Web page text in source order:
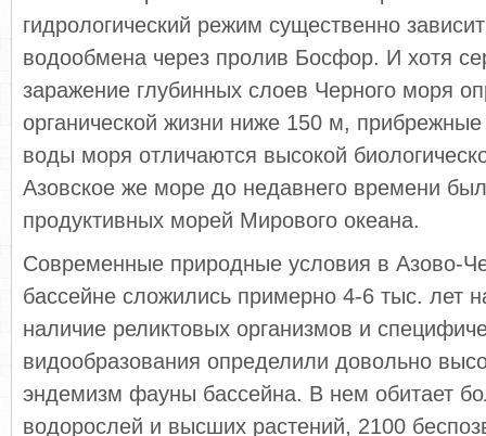
гидрологический режим существенно
водообмена через пролив Босфор. И хотя
заражение глубинных слоев Черного моря
органической жизни ниже 150 м,
воды моря отличаются высокой
Азовское же море до недавнего времени
продуктивных морей Мирового океана.
Современные природные условия в Азово-
бассейне сложились примерно 4-6 тыс. лет
наличие реликтовых организмов и
видообразования определили довольно
эндемизм фауны бассейна. В нем обитает
водорослей и высших растений, 2100